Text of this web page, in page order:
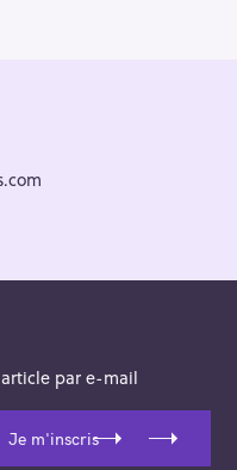
par e-mail
Je m'inscris